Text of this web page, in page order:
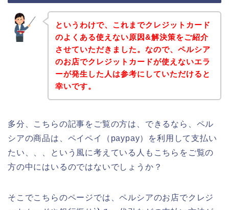
というわけで、これまでクレジットカード
のよくある使えない原因&解決策をご紹介
させていただきました。なので、ペルシア
のお店でクレジットカードが使えないエラ
ーが発生した人は参考にしていただけると
幸いです。
多分、こちらの記事をご覧の方は、できるなら、ペル
シアの商品は、ペイペイ（paypay）を利用して支払い
たい、、、という風に考えている人もこちらをご覧の
方の中にはいるのではないでしょうか？
そこでこちらのページでは、ペルシアのお店でクレジ